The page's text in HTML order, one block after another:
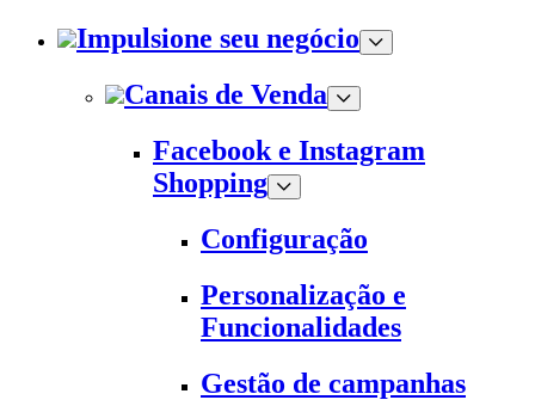
Impulsione seu negócio
Canais de Venda
Facebook e Instagram
Shopping
Configuração
Personalização e
Funcionalidades
Gestão de campanhas